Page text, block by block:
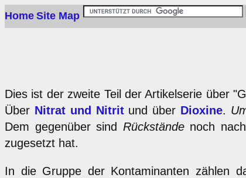
Home Site Map
Dies ist der zweite Teil der Artikelserie über
Über Nitrat und Nitritund über Dioxine.
Dem gegenüber sind Rückständenoch
zugesetzt hat.
In die Gruppe der Kontaminanten zählen